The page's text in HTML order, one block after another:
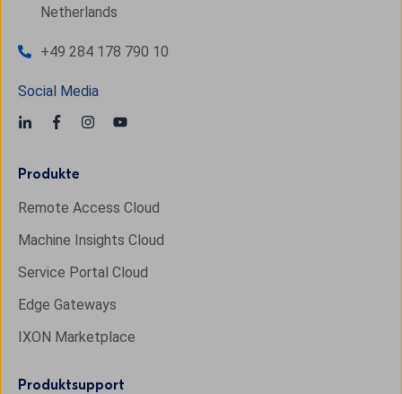
Netherlands
+49 284 178 790 10
Social Media
Produkte
Remote Access Cloud
Machine Insights Cloud
Service Portal Cloud
Edge Gateways
IXON Marketplace
Produktsupport